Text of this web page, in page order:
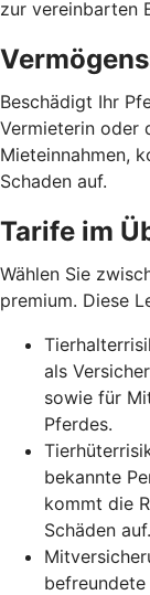
zur vereinbarten
Beschädigt Ihr
Vermieterin oder
Mieteinnahmen,
Schaden auf.
Tarife im
Wählen Sie
premium. Diese
als
sowie für
Pferdes.
bekannte
kommt die
Schäden auf.